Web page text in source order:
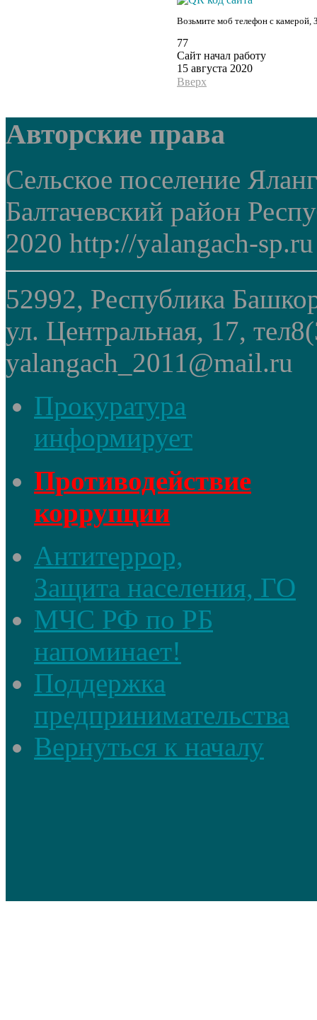
Возьмите моб телефон с камерой,
77
Сайт начал работу
15 августа 2020
Вверх
Авторские права
Сельское поселение
Балтачевский район
2020 http://yalangach-sp.ru
52992, Республика
ул. Центральная, 17,
yalangach_2011@mail.ru
Прокуратура
информирует
Противодействие
коррупции
Антитеррор,
Защита населения, ГО
МЧС РФ по РБ
напоминает!
Поддержка
предпринимательства
Вернуться к началу